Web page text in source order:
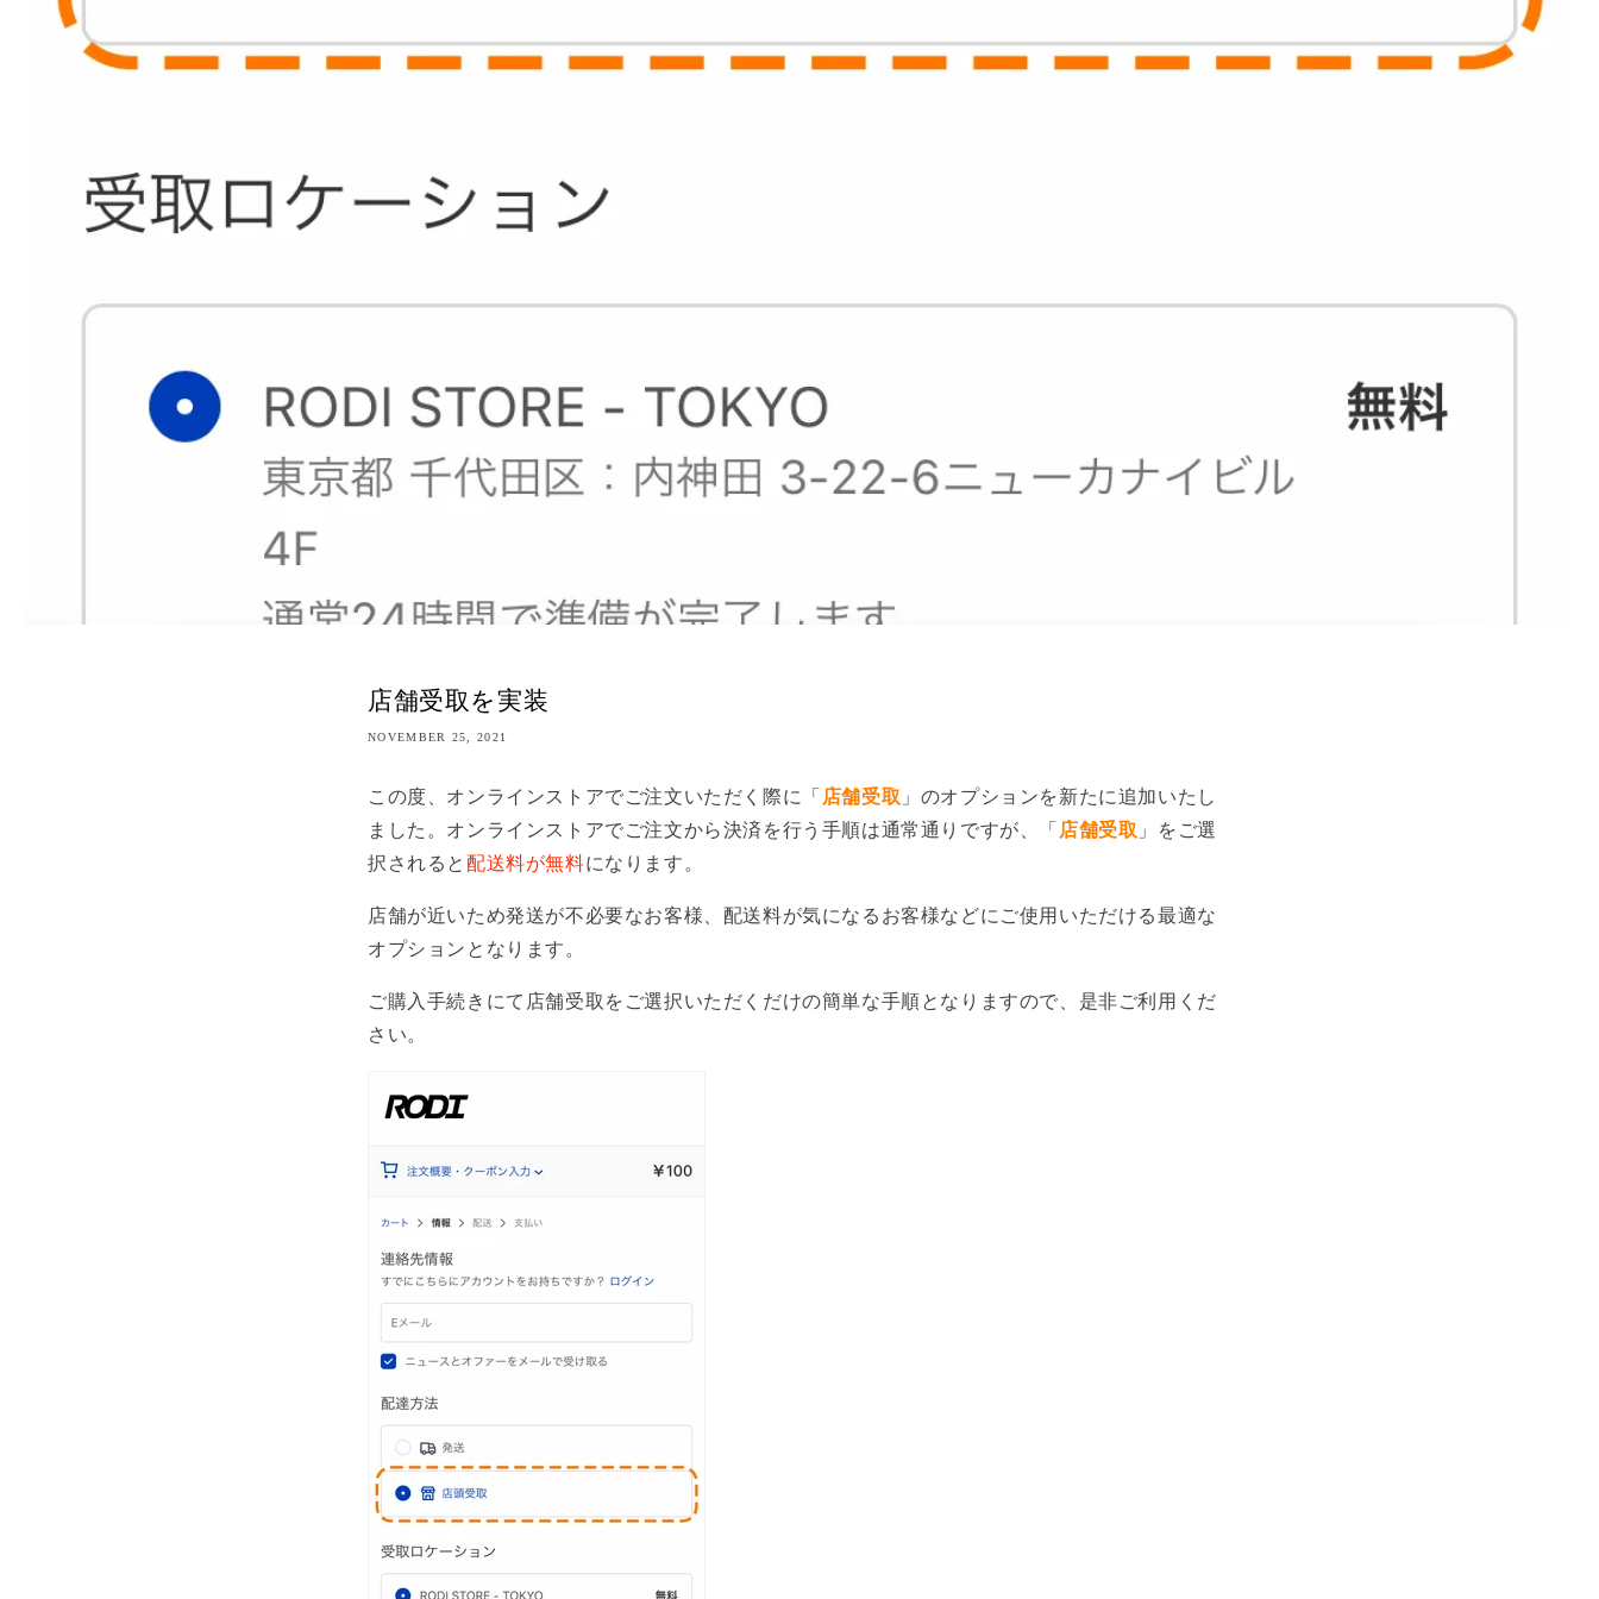
店舗受取を実装
NOVEMBER 25, 2021
この度、オンラインストアでご注文いただく際に「 店舗受取 」のオプションを新たに追加いたし
ました。オンラインストアでご注文から決済を行う手順は通常通りですが、「 店舗受取 」をご選
択されると 配送料が無料になります。
店舗が近いため発送が不必要なお客様、配送料が気になるお客様などにご使用いただける最適な
オプションとなります。
ご購入手続きにて店舗受取をご選択いただくだけの簡単な手順となりますので、是非ご利用くだ
さい。